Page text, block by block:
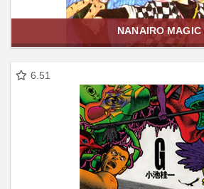
NANAIRO MAGIC
6.51